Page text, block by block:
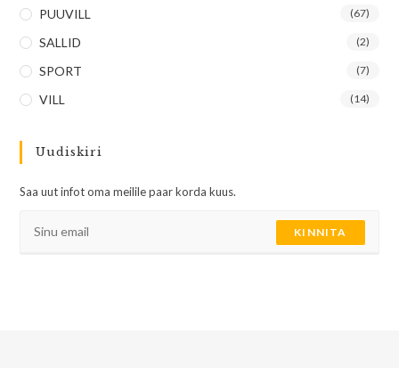
PUUVILL (67)
SALLID (2)
SPORT (7)
VILL (14)
Uudiskiri
Saa uut infot oma meilile paar korda kuus.
KINNITA